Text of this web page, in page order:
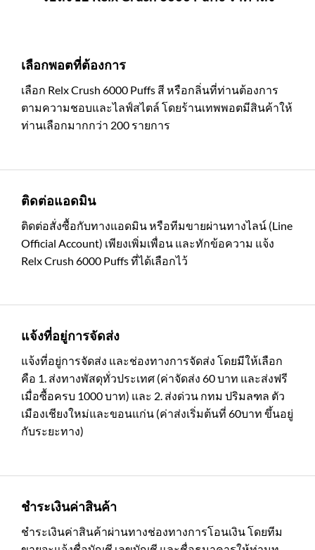
เลือกพอตที่ต้องการ
เลือก Relx Crush 6000 Puffs สี หรือกลิ่นที่ท่านต้องการ
ตามความชอบและไลฟ์สไตล์ โดยร้านเทพพอตมีสินค้าให้
ท่านเลือกมากกว่า 200 รายการ
ติดต่อแอดมิน
ติดต่อสั่งซื้อกับทางแอดมิน หรือทีมขายผ่านทางไลน์ (Line
Official Account) เพียงเพิ่มเพื่อน และทักข้อความ แจ้ง
Relx Crush 6000 Puffs ที่ได้เลือกไว้
แจ้งที่อยู่การจัดส่ง
แจ้งที่อยู่การจัดส่ง และช่องทางการจัดส่ง โดยมีให้เลือก
คือ 1. ส่งทางพัสดุทั่วประเทศ (ค่าจัดส่ง 60 บาท และส่งฟรี
เมื่อซื้อครบ 1000 บาท) และ 2. ส่งด่วน กทม ปริมลฑล ตัว
เมืองเชียงใหม่และขอนแก่น (ค่าส่งเริ่มต้นที่ 60บาท ขึ้นอยู่
กับระยะทาง)
ชำระเงินค่าสินค้า
ชำระเงินค่าสินค้าผ่านทางช่องทางการโอนเงิน โดยทีม